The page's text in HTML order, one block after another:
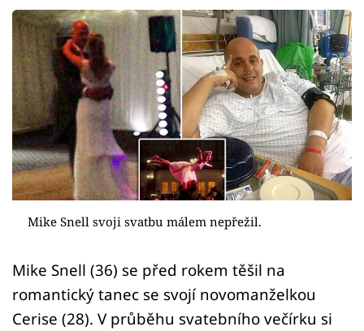
Virály
Sex a vztahy
Videa
Sledujte prima+
Přihlášení
Mike Snell svoji svatbu málem nepřežil.
Mike Snell (36) se před rokem těšil na
romantický tanec se svojí novomanželkou
Cerise (28). V průběhu svatebního večírku si